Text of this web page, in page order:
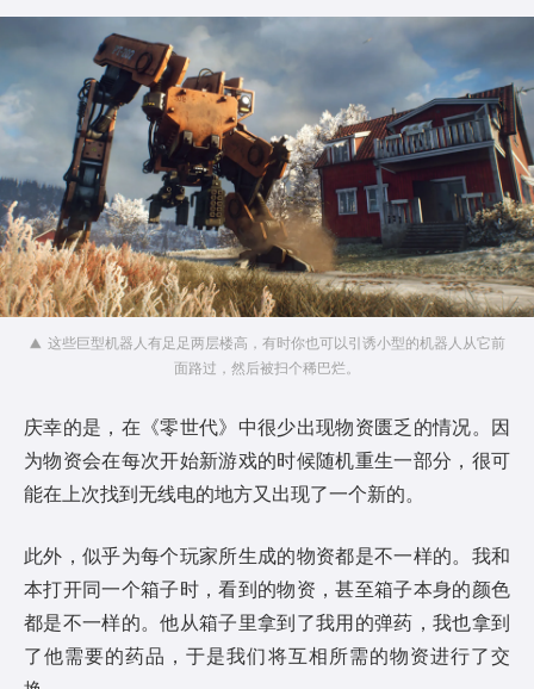
这些巨型机器人有足足两层楼高，有时你也可以引诱小型的机器人从它前
面路过，然后被扫个稀巴烂。
庆幸的是，在《零世代》中很少出现物资匮乏的情况。因
为物资会在每次开始新游戏的时候随机重生一部分，很可
能在上次找到无线电的地方又出现了一个新的。
此外，似乎为每个玩家所生成的物资都是不一样的。我和
本打开同一个箱子时，看到的物资，甚至箱子本身的颜色
都是不一样的。他从箱子里拿到了我用的弹药，我也拿到
了他需要的药品，于是我们将互相所需的物资进行了交